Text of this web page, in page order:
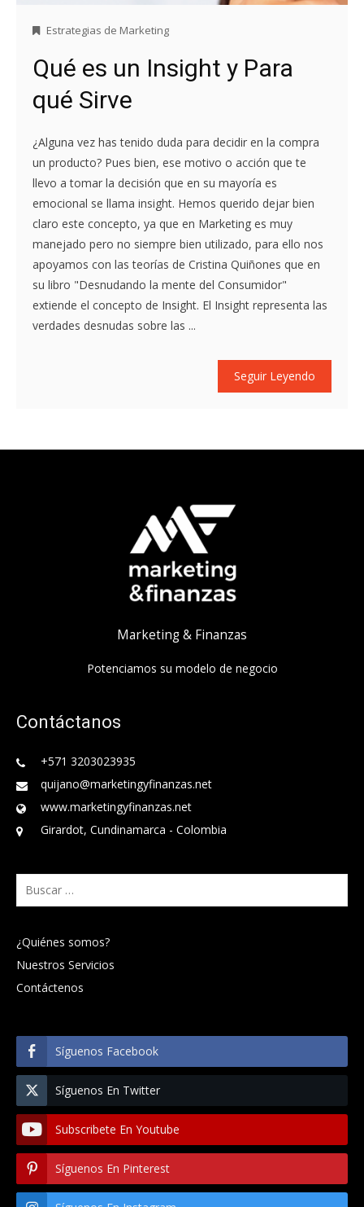
Estrategias de Marketing
Qué es un Insight y Para
qué Sirve
¿Alguna vez has tenido duda para decidir en la compra
un producto? Pues bien, ese motivo o acción que te
llevo a tomar la decisión que en su mayoría es
emocional se llama insight. Hemos querido dejar bien
claro este concepto, ya que en Marketing es muy
manejado pero no siempre bien utilizado, para ello nos
apoyamos con las teorías de Cristina Quiñones que en
su libro "Desnudando la mente del Consumidor"
extiende el concepto de Insight. El Insight representa las
verdades desnudas sobre las ...
Seguir Leyendo
Marketing & Finanzas
Potenciamos su modelo de negocio
Contáctanos
+571 3203023935
quijano@marketingyfinanzas.net
www.marketingyfinanzas.net
Girardot, Cundinamarca - Colombia
Buscar:
¿Quiénes somos?
Nuestros Servicios
Contáctenos
Síguenos Facebook
Síguenos En Twitter
Subscribete En Youtube
Síguenos En Pinterest